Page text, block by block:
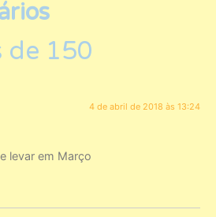
de 150
4 de abril de 2018 às 13:24
levar em Março